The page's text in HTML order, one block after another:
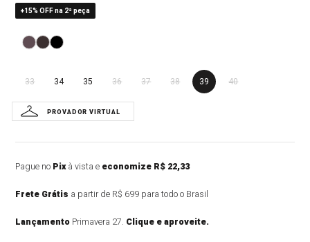
+15% OFF na 2ª peça
33 34 35 36 37 38 39 40
Pague no Pixà vista e economize R$ 22,33
Frete Grátis a partir de R$ 699 para todo o Brasil
Lançamento Primavera 27. Clique e aproveite.